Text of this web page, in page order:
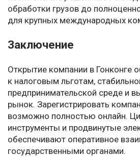
обработки грузов до
для крупных международных
Заключение
Открытие компании в Гонконге
к налоговым льготам,
предпринимательской среде и
рынок. Зарегистрировать
возможно полностью онлайн.
инструменты и продвинутые
обеспечивают оперативное
государственными органами.